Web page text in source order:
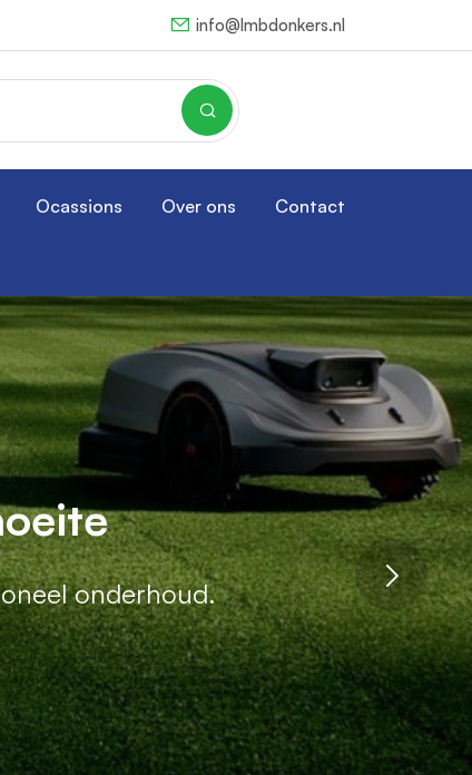
info@lmbdonkers.nl
Ocassions Over ons Contact
onderhoud.
efficiënt resultaat.